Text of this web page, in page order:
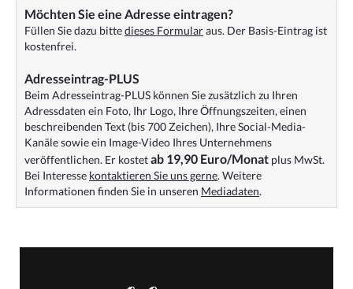
Möchten Sie eine Adresse eintragen?
Füllen Sie dazu bittedieses Formularaus. Der Basis-Eintrag ist
kostenfrei.
Adresseintrag-PLUS
Beim Adresseintrag-PLUS können Sie zusätzlich zu Ihren
Adressdaten ein Foto, Ihr Logo, Ihre Öffnungszeiten, einen
beschreibenden Text (bis 700 Zeichen), Ihre Social-Media-
Kanäle sowie ein Image-Video Ihres Unternehmens
veröffentlichen. Er kostetab 19,90 Euro/Monat plus MwSt.
Bei Interesse kontaktieren Sie uns gerne. Weitere
Informationen finden Sie in unseren Mediadaten.